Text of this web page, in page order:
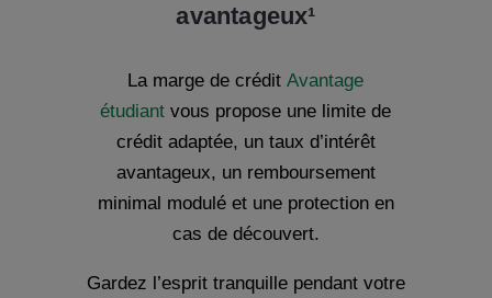
avantageux¹
La marge de créditAvantage
étudiant vous propose une limite de
crédit adaptée, un taux d’intérêt
avantageux, un remboursement
minimal modulé et une protection en
cas de découvert.
Gardez l’esprit tranquille pendant votre